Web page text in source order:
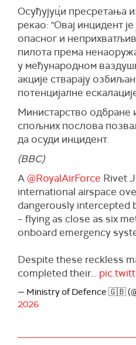
Осуђујуц́и пресретања
рекао: "Овај инцидент
опасног и
пилота према
у међународном
акције стварају
потенцијалне
Министарство одбране
спољних послова
да осуди инцидент.
(BBC)
A @RoyalAirForce Rivet
international airspace
dangerously intercepted
– flying as close as six
onboard emergency
Despite these reckless
completed their…
— Ministry of Defence 🇬🇧
2026